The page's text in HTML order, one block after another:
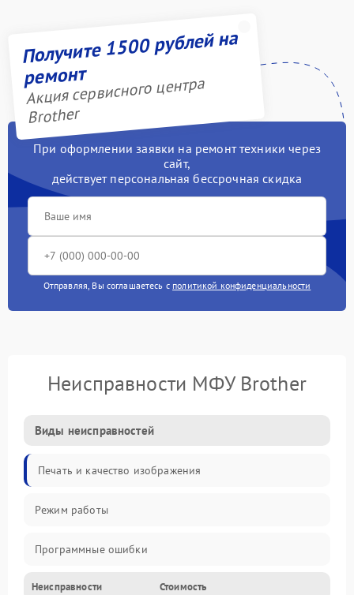
Получите 1500 рублей на
ремонт
Акция сервисного центра
Brother
При оформлении заявки на ремонт техники через
сайт,
действует персональная бессрочная скидка
Отправляя, Вы соглашаетесь с политикой конфиденциальности
Неисправности МФУ Brother
Виды неисправностей
Печать и качество изображения
Режим работы
Программные ошибки
Картриджи и расходники
Неисправности Стоимость